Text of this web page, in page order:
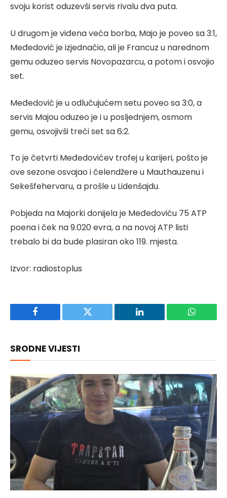
svoju korist oduzevši servis rivalu dva puta.
U drugom je viđena veća borba, Majo je poveo sa 3:1,
Međedović je izjednačio, ali je Francuz u narednom
gemu oduzeo servis Novopazarcu, a potom i osvojio
set.
Međedović je u odlučujućem setu poveo sa 3:0, a
servis Majou oduzeo je i u posljednjem, osmom
gemu, osvojivši treći set sa 6:2.
To je četvrti Međedovićev trofej u karijeri, pošto je
ove sezone osvajao i čelendžere u Mauthauzenu i
Sekešfehervaru, a prošle u Lidenšajdu.
Pobjeda na Majorki donijela je Međedoviću 75 ATP
poena i ček na 9.020 evra, a na novoj ATP listi
trebalo bi da bude plasiran oko 119. mjesta.
Izvor: radiostoplus
Facebook Twitter LinkedIn
SRODNE VIJESTI